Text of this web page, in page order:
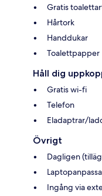
Gratis
Hårtork
Handdukar
Toalettpapper
Håll dig
Gratis wi-fi
Telefon
Eladaptrar/
Övrigt
Dagligen
Ingång via